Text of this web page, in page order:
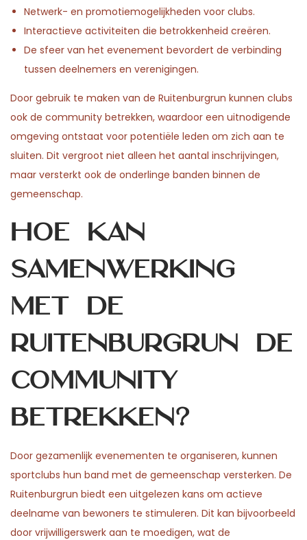
Netwerk- en promotiemogelijkheden voor clubs.
Interactieve activiteiten die betrokkenheid creëren.
De sfeer van het evenement bevordert de verbinding
tussen deelnemers en verenigingen.
Door gebruik te maken van de Ruitenburgrun kunnen clubs
ook de community betrekken, waardoor een uitnodigende
omgeving ontstaat voor potentiële leden om zich aan te
sluiten. Dit vergroot niet alleen het aantal inschrijvingen,
maar versterkt ook de onderlinge banden binnen de
gemeenschap.
Hoe kan
samenwerking
met de
Ruitenburgrun de
community
betrekken?
Door gezamenlijk evenementen te organiseren, kunnen
sportclubs hun band met de gemeenschap versterken. De
Ruitenburgrun biedt een uitgelezen kans om actieve
deelname van bewoners te stimuleren. Dit kan bijvoorbeeld
door vrijwilligerswerk aan te moedigen, wat de